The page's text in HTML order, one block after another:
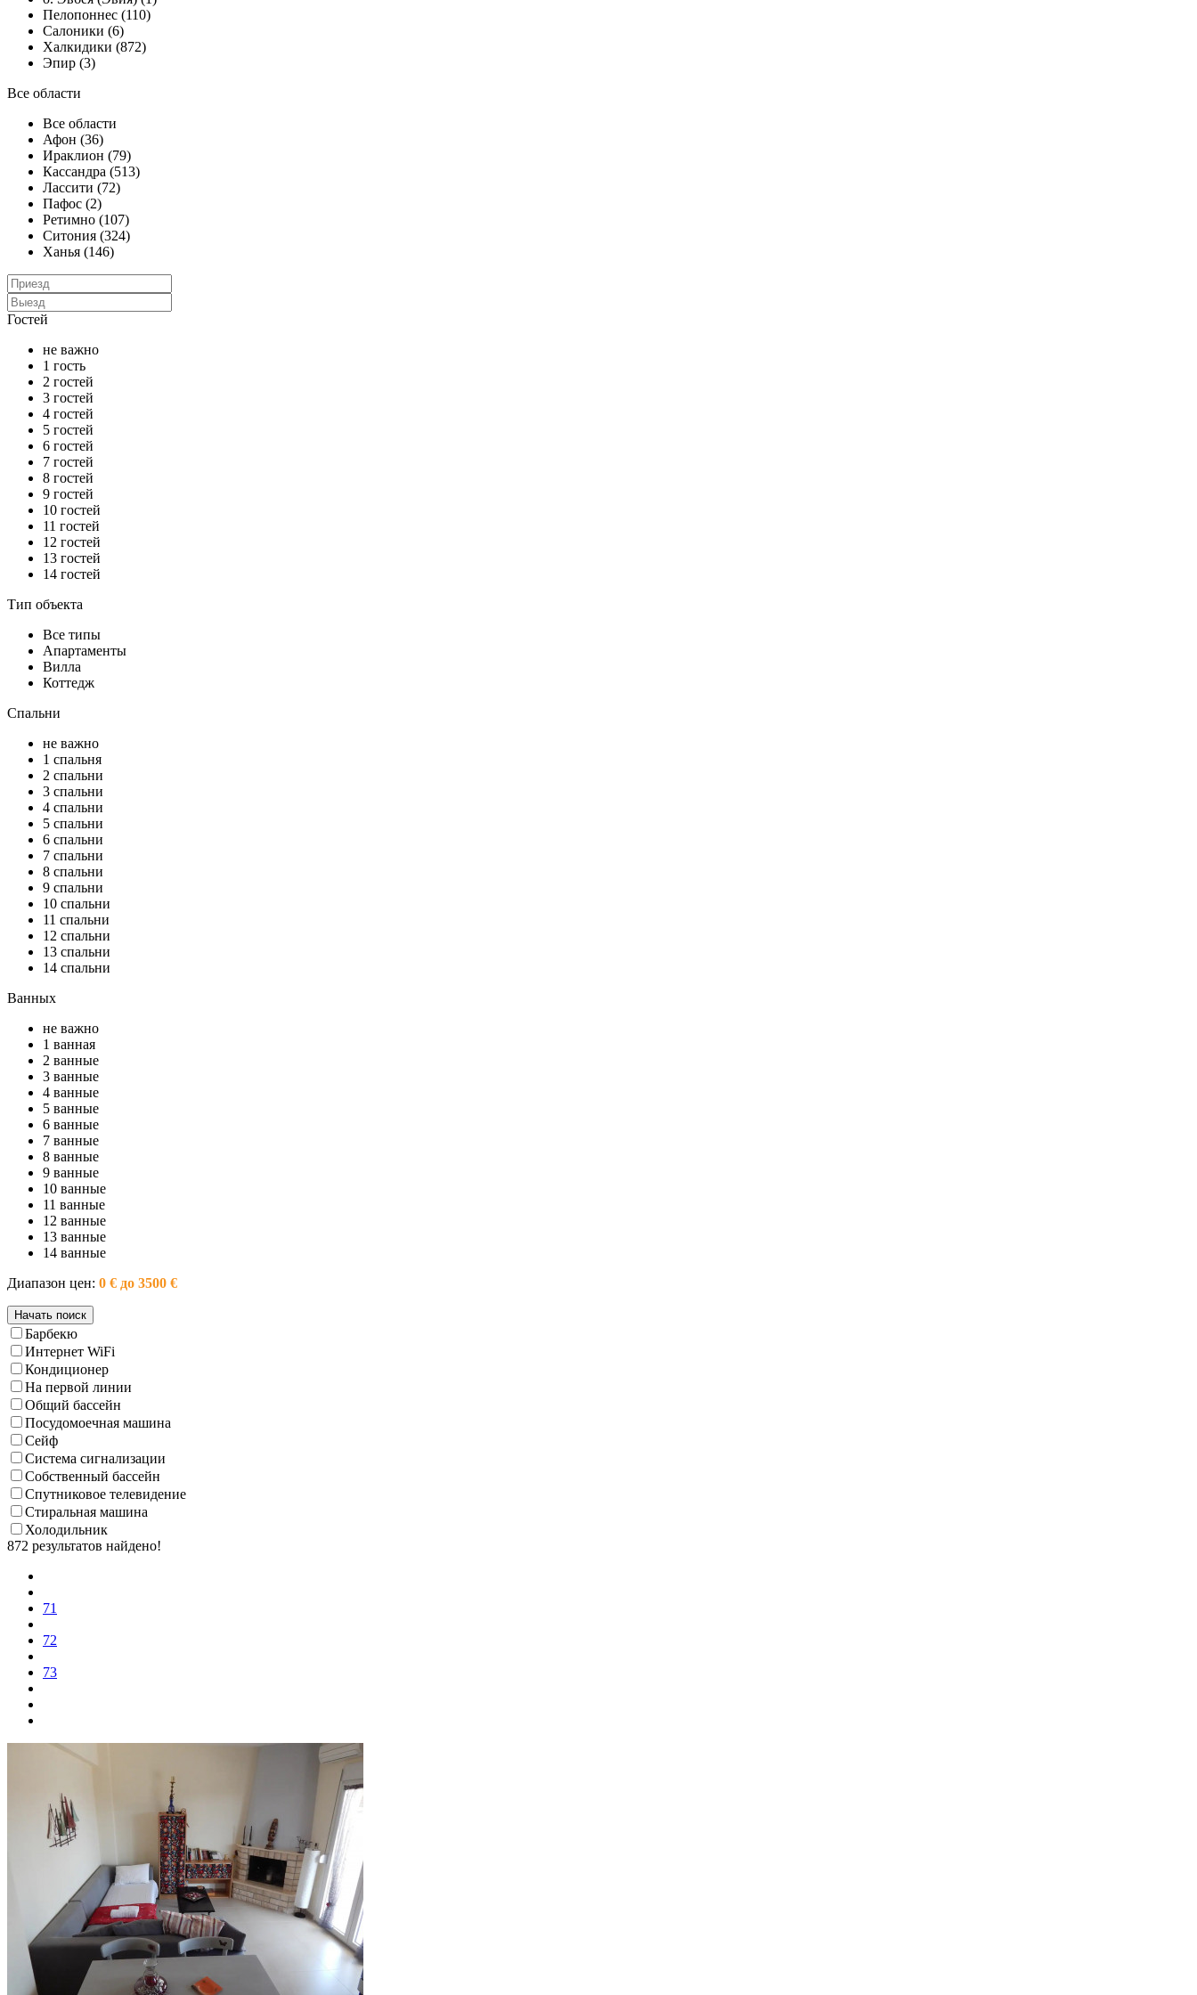
Пелопоннес (110)
Салоники (6)
Халкидики (872)
Эпир (3)
Все области
Все области
Афон (36)
Ираклион (79)
Кассандра (513)
Лассити (72)
Пафос (2)
Ретимно (107)
Ситония (324)
Ханья (146)
Гостей
не важно
1 гость
2 гостей
3 гостей
4 гостей
5 гостей
6 гостей
7 гостей
8 гостей
9 гостей
10 гостей
11 гостей
12 гостей
13 гостей
14 гостей
Тип объекта
Все типы
Апартаменты
Вилла
Коттедж
Спальни
не важно
1 спальня
2 спальни
3 спальни
4 спальни
5 спальни
6 спальни
7 спальни
8 спальни
9 спальни
10 спальни
11 спальни
12 спальни
13 спальни
14 спальни
Ванных
не важно
1 ванная
2 ванные
3 ванные
4 ванные
5 ванные
6 ванные
7 ванные
8 ванные
9 ванные
10 ванные
11 ванные
12 ванные
13 ванные
14 ванные
Диапазон цен: 0 € до 3500 €
Барбекю
Интернет WiFi
Кондиционер
На первой линии
Общий бассейн
Посудомоечная машина
Сейф
Система сигнализации
Собственный бассейн
Спутниковое телевидение
Стиральная машина
Холодильник
872 результатов найдено!
71
72
73